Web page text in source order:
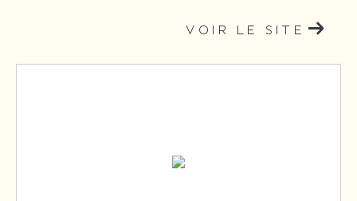
VOIR LE SITE